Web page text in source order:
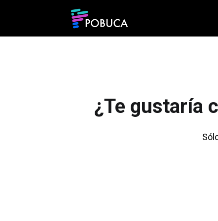
¿Te gustaría